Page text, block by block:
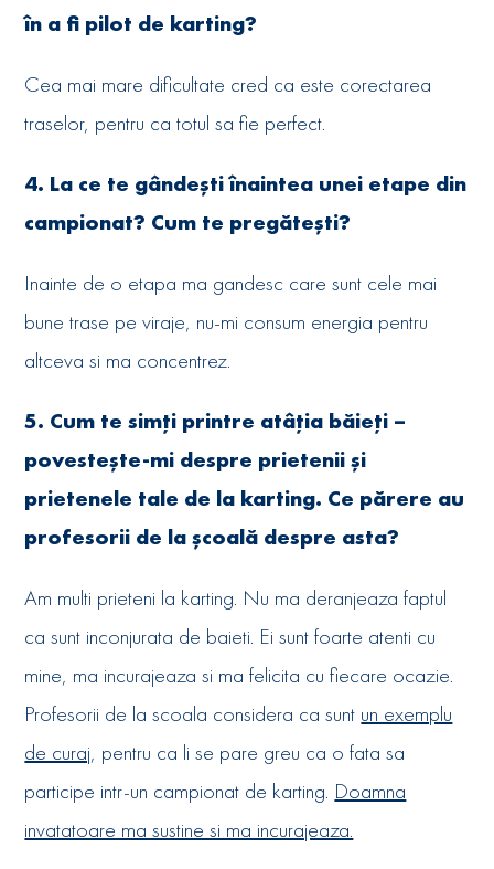
în a fi pilot de karting?
Cea mai mare dificultate cred ca este corectarea
traselor, pentru ca totul sa fie perfect.
4. La ce te gândești înaintea unei etape din
campionat? Cum te pregătești?
Inainte de o etapa ma gandesc care sunt cele mai
bune trase pe viraje, nu-mi consum energia pentru
altceva si ma concentrez.
5. Cum te simți printre atâția băieți –
povestește-mi despre prietenii și
prietenele tale de la karting. Ce părere au
profesorii de la școală despre asta?
Am multi prieteni la karting. Nu ma deranjeaza faptul
ca sunt inconjurata de baieti. Ei sunt foarte atenti cu
mine, ma incurajeaza si ma felicita cu fiecare ocazie.
Profesorii de la scoala considera ca sunt un exemplu
de curaj, pentru ca li se pare greu ca o fata sa
participe intr-un campionat de karting. Doamna
invatatoare ma sustine si ma incurajeaza.